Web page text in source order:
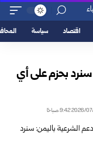
اقتصاد سياسة
بحزم على أي